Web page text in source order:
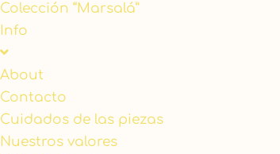
Colección “Marsalá”
Info
About
Contacto
Cuidados de las piezas
Nuestros valores